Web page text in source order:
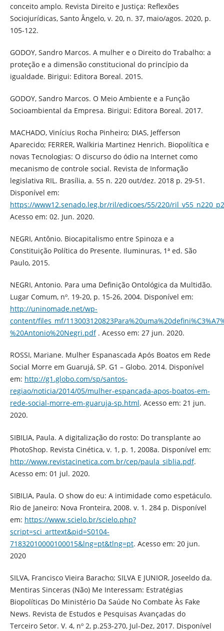
conceito amplo. Revista Direito e Justiça: Reflexões
Sociojurídicas, Santo Ângelo, v. 20, n. 37, maio/agos. 2020, p.
105-122.
GODOY, Sandro Marcos. A mulher e o Direito do Trabalho: a
proteção e a dimensão constitucional do princípio da
igualdade. Birigui: Editora Boreal. 2015.
GODOY, Sandro Marcos. O Meio Ambiente e a Função
Socioambiental da Empresa. Birigui: Editora Boreal. 2017.
MACHADO, Vinícius Rocha Pinheiro; DIAS, Jefferson
Aparecido; FERRER, Walkiria Martinez Henrich. Biopolítica e
novas Tecnologias: O discurso do ódio na Internet como
mecanismo de controle social. Revista de Informação
legislativa RIL. Brasília, a. 55 n. 220 out/dez. 2018 p. 29-51.
Disponível em:
https://www12.senado.leg.br/ril/edicoes/55/220/
Acesso em: 02. Jun. 2020.
NEGRI, Antônio. Biocapitalismo entre Spinoza e a
Constituição Política do Presente. Iluminuras, 1ª ed. São
Paulo, 2015.
NEGRI, Antonio. Para uma Definição Ontológica da Multidão.
Lugar Comum, nº. 19-20, p. 15-26, 2004. Disponível em:
http://uninomade.net/wp-
content/files_mf/
%20Antonio%20Negri.pdf. Acesso em: 27 jun. 2020.
ROSSI, Mariane. Mulher Espanascada Após Boatos em Rede
Social Morre em Guarujá, SP. G1 – Globo. 2014. Disponível
em: http://g1.globo.com/sp/santos-
regiao/noticia/2014/05/mulher-espancada-apos-boatos-em-
rede-social-morre-em-guaruja-sp.html. Acesso em: 21 jun.
2020.
SIBILIA, Paula. A digitalização do rosto: Do transplante ao
PhotoShop. Revista Cinética, v. 1, p. 1, 2008a. Disponível em:
http://www.revistacinetica.com.br/cep/paula_siblia.pdf.
Acesso em: 01 jul. 2020.
SIBILIA, Paula. O show do eu: A intimidade como espetáculo.
Rio de Janeiro: Nova Fronteira, 2008. v. 1. 284 p. Disponível
em: https://www.scielo.br/scielo.php?
script=sci_arttext&pid=S0104-
71832010000100015&lng=pt&tlng=pt. Acesso em: 20 jun.
2020
SILVA, Francisco Vieira Baracho; SILVA E JUNIOR, Joseeldo da.
Mentiras Sinceras (Não) Me Interessam: Estratégias
Biopolíticas Do Ministério Da Saúde No Combate Às Fake
News. Revista de Estudos e Pesquisas Avançadas do
Terceiro Setor. V. 4, nº 2, p.253-270, Jul-Dez, 2017. Disponível